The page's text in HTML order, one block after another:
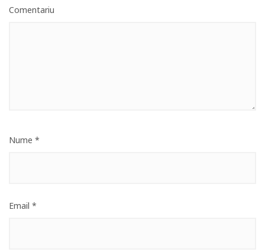
Comentariu
Nume *
Email *